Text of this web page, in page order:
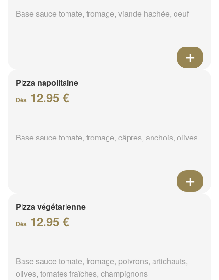
Base sauce tomate, fromage, viande hachée, oeuf
Pizza napolitaine
Dès 12.95 €
Base sauce tomate, fromage, câpres, anchois, olives
Pizza végétarienne
Dès 12.95 €
Base sauce tomate, fromage, poivrons, artichauts,
olives, tomates fraîches, champignons